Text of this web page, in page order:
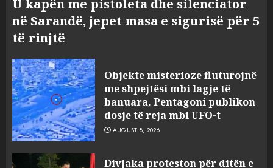
U kapën me pistoleta dhe silenciator
në Sarandë, jepet masa e sigurisë për 5
të rinjtë
Objekte misterioze fluturojnë
me shpejtësi mbi lagje të
banuara, Pentagoni publikon
dosje të reja mbi UFO-t
AUGUST 8, 2026
Divjaka proteston për ditën e